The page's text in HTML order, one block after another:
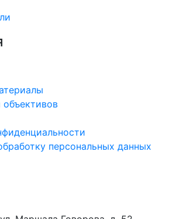
персональных данных